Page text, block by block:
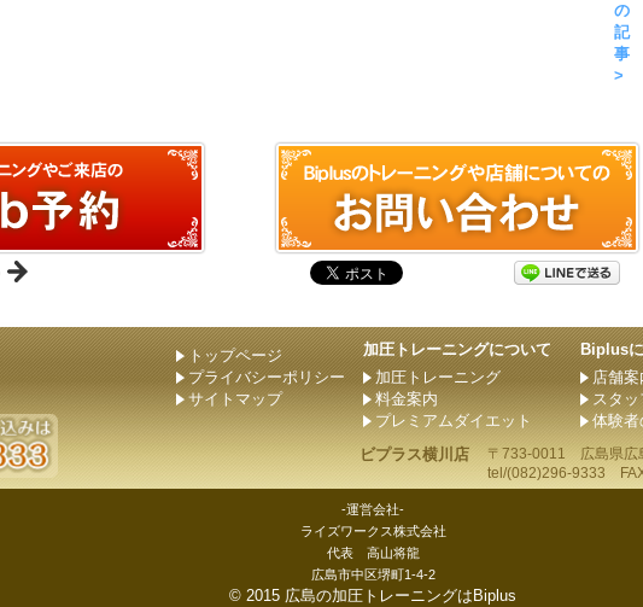
の
記
事
>
トップページ
プライバシーポリシー
サイトマップ
加圧トレーニングについて
加圧トレーニング
料金案内
プレミアムダイエット
Biplus
店舗案
スタ
体験者
ビプラス横川店
〒733-0011 広島県広
tel/(082)296-9333
-運営会社-
ライズワークス株式会社
代表 高山将龍
広島市中区堺町1-4-2
© 2015 広島の加圧トレーニングはBiplus